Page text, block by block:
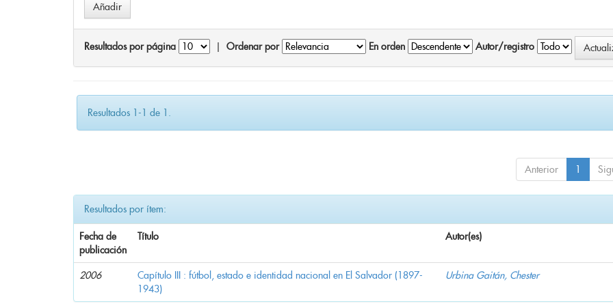
Resultados por página Ordenar por En orden Autor/registro
Resultados 1-1 de 1.
Anterior 1
Resultados por ítem:
Fecha de
publicación
Título Autor(es)
2006
Capítulo III : fútbol, estado e identidad nacional en El Salvador (1897-
1943)
Urbina Gaitán, Chester